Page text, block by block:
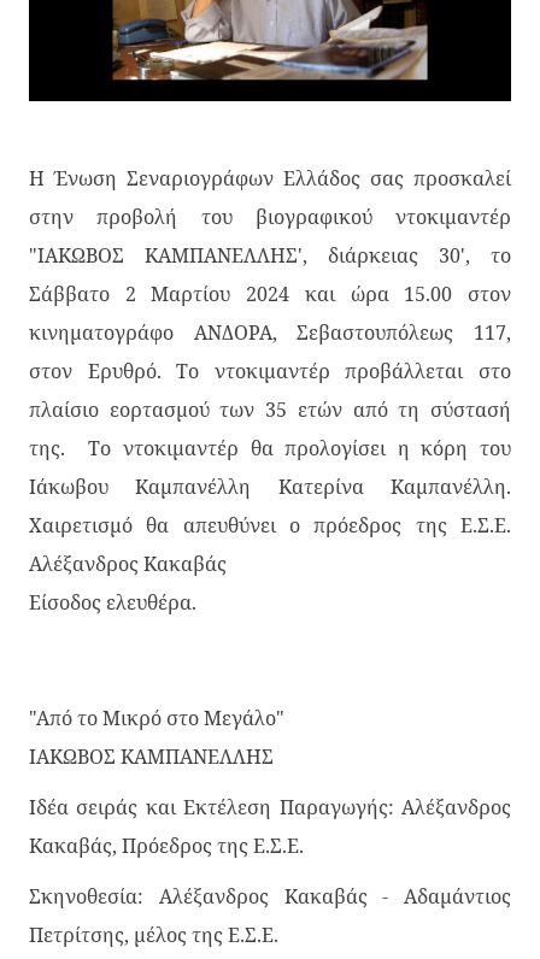
Η Ένωση Σεναριογράφων Ελλάδος σας προσκαλεί
στην προβολή του βιογραφικού ντοκιμαντέρ
"ΙΑΚΩΒΟΣ ΚΑΜΠΑΝΕΛΛΗΣ', διάρκειας 30', το
Σάββατο 2 Μαρτίου 2024 και ώρα 15.00 στον
κινηματογράφο ΑΝΔΟΡΑ, Σεβαστουπόλεως 117,
στον Ερυθρό. Το ντοκιμαντέρ προβάλλεται στο
πλαίσιο εορτασμού των 35 ετών από τη σύστασή
της. Το ντοκιμαντέρ θα προλογίσει η κόρη του
Ιάκωβου Καμπανέλλη Κατερίνα Καμπανέλλη.
Χαιρετισμό θα απευθύνει ο πρόεδρος της Ε.Σ.Ε.
Αλέξανδρος Κακαβάς
Είσοδος ελευθέρα.
"Από το Μικρό στο Μεγάλο"
ΙΑΚΩΒΟΣ ΚΑΜΠΑΝΕΛΛΗΣ
Ιδέα σειράς και Εκτέλεση Παραγωγής: Αλέξανδρος
Κακαβάς, Πρόεδρος της Ε.Σ.Ε.
Σκηνοθεσία: Αλέξανδρος Κακαβάς - Αδαμάντιος
Πετρίτσης, μέλος της Ε.Σ.Ε.